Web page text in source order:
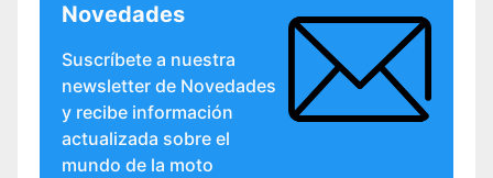
Novedades
Suscríbete a nuestra
newsletter de Novedades
y recibe información
actualizada sobre el
mundo de la moto